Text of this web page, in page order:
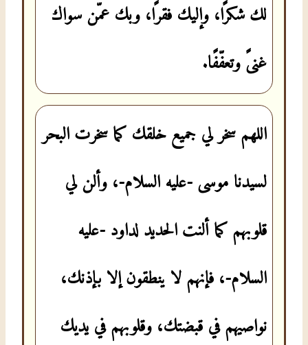
لك شكرًا، وإليك فقرًا، وبك عمّن سواك
غنىً وتعفّفًا.
اللهم سخر لي جميع خلقك كما سخرت البحر
لسيدنا موسى -عليه السلام-، وألن لي
قلوبهم كما ألنت الحديد لداود -عليه
السلام-، فإنهم لا ينطقون إلا بإذنك،
نواصيهم في قبضتك، وقلوبهم في يديك